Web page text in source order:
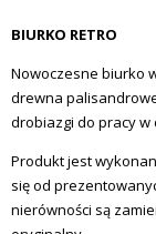
BIURKO RETRO
Nowoczesne biurko
drewna
drobiazgi do pracy w
Produkt jest
się od
nierówności są